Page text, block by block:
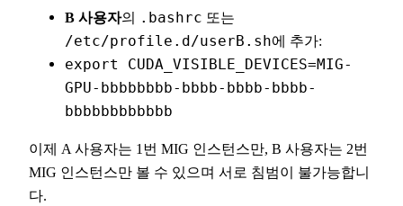
B 사용자의 .bashrc 또는
/etc/profile.d/userB.sh에 추가:
export CUDA_VISIBLE_DEVICES=MIG-
GPU-bbbbbbbb-bbbb-bbbb-bbbb-
bbbbbbbbbbbb
이제 A 사용자는 1번 MIG 인스턴스만, B 사용자는 2번
MIG 인스턴스만 볼 수 있으며 서로 침범이 불가능합니
다.